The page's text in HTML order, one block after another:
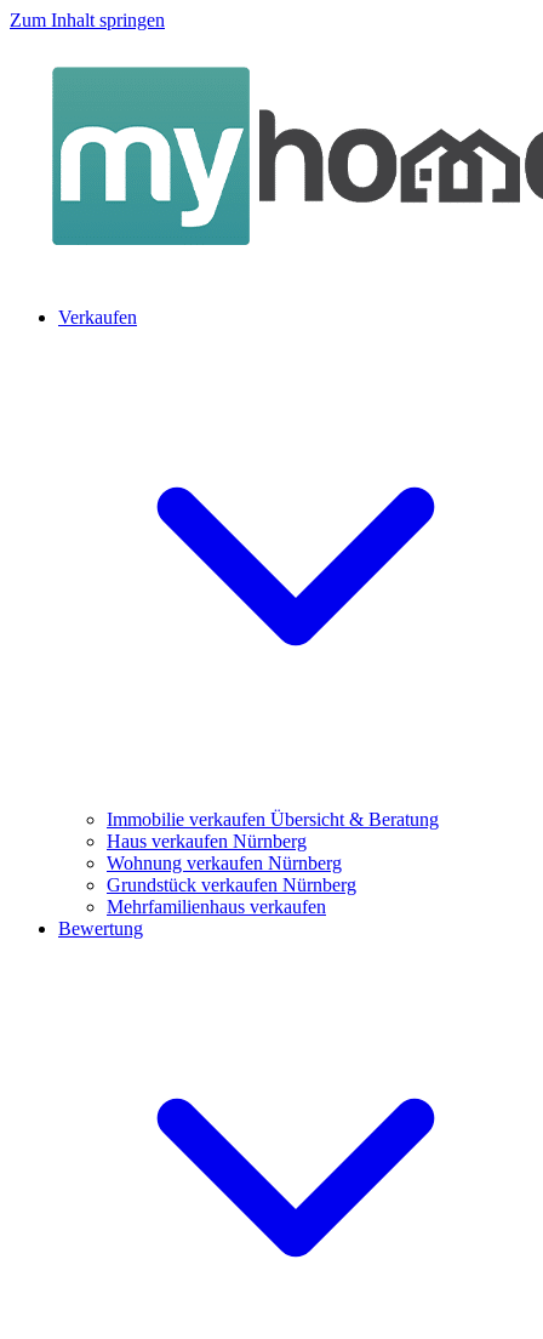
Zum Inhalt springen
Verkaufen
Immobilie verkaufen Übersicht & Beratung
Haus verkaufen Nürnberg
Wohnung verkaufen Nürnberg
Grundstück verkaufen Nürnberg
Mehrfamilienhaus verkaufen
Bewertung